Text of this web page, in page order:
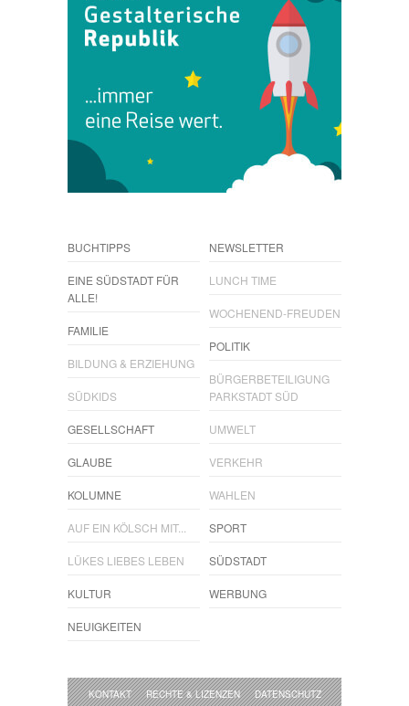
BUCHTIPPS
EINE SÜDSTADT FÜR
ALLE!
FAMILIE
BILDUNG & ERZIEHUNG
SÜDKIDS
GESELLSCHAFT
GLAUBE
KOLUMNE
AUF EIN KÖLSCH MIT...
LÜKES LIEBES LEBEN
KULTUR
NEUIGKEITEN
NEWSLETTER
LUNCH TIME
WOCHENEND-FREUDEN
POLITIK
BÜRGERBETEILIGUNG
PARKSTADT SÜD
UMWELT
VERKEHR
WAHLEN
SPORT
SÜDSTADT
WERBUNG
KONTAKT RECHTE & LIZENZEN DATENSCHUTZ